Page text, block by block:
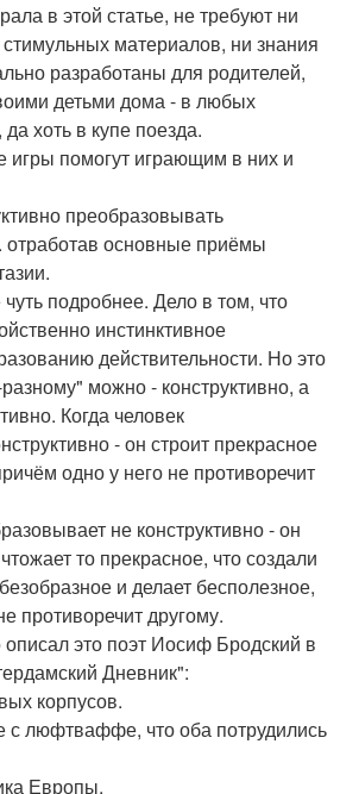
в этой статье, не требуют ни
материалов, ни знания
разработаны для родителей,
детьми дома - в любых
хоть в купе поезда.
игры помогут играющим в них и
преобразовывать
отработав основные приёмы
подробнее. Дело в том, что
инстинктивное
действительности. Но это
можно - конструктивно, а
Когда человек
- он строит прекрасное
одно у него не противоречит
не конструктивно - он
то прекрасное, что создали
и делает бесполезное,
противоречит другому.
описал это поэт Иосиф Бродский в
Дневник":
корпусов.
с люфтваффе, что оба потрудились
Европы.